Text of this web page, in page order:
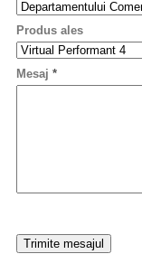
Produs ales
Mesaj *